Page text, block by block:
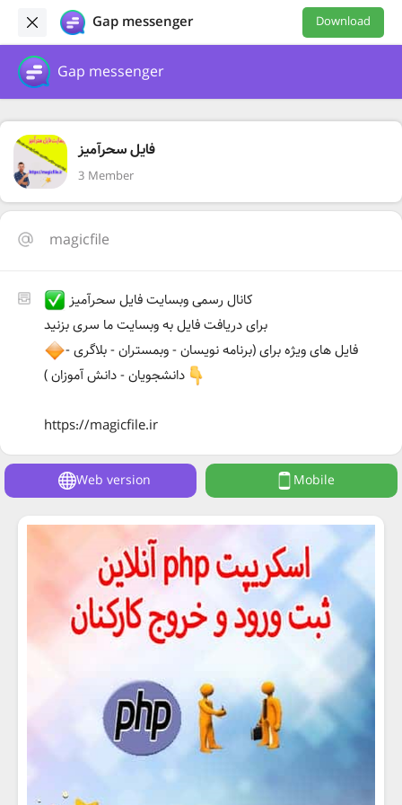
Gap messenger Download
Gap messenger
فایل سحرآمیز
3 Member
magicfile
کانال رسمی وبسایت فایل سحرآمیز
برای دریافت فایل به وبسایت ما سری بزنید
فایل های ویژه برای (برنامه نویسان - وبمستران - بلاگری -
دانشجویان - دانش آموزان )
https://magicfile.ir
Web version Mobile